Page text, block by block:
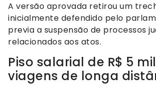
A versão aprovada retirou um
inicialmente defendido pelo
previa a suspensão de processos
relacionados aos atos.
Piso salarial de R$ 5
viagens de longa